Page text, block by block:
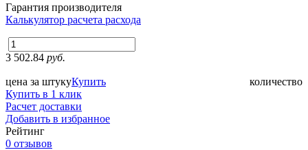
Гарантия производителя
Калькулятор расчета расхода
3 502.84 руб.
цена за штуку количество
Купить
Купить в 1 клик
Расчет доставки
Добавить в избранное
Рейтинг
0 отзывов